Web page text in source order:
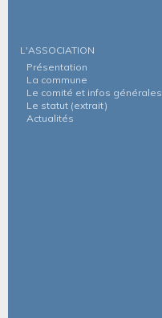
L'ASSOCIATION
Présentation
La commune
Le comité et infos générales
Le statut (extrait)
Actualités